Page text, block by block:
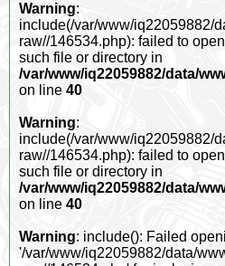
Warning:
include(/var/www/iq22059882/
raw//146534.php): failed to
such file or directory in
/var/www/iq22059882/data/
on line 40
Warning:
include(/var/www/iq22059882/
raw//146534.php): failed to
such file or directory in
/var/www/iq22059882/data/
on line 40
Warning: include(): Failed
'/var/www/iq22059882/data/